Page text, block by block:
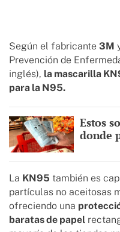
Según el fabricante 3M
Prevención de
inglés), la mascarilla
para la N95.
Estos
donde
La KN95 también es
partículas no aceitosas
ofreciendo una
baratas de papel